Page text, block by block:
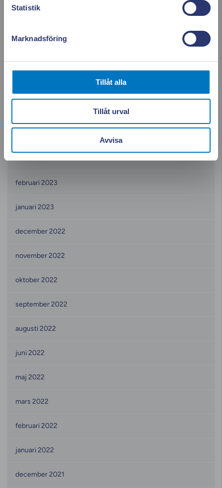
Statistik
Marknadsföring
Tillåt alla
Tillåt urval
Avvisa
oktober 2023
september 2023
augusti 2023
mars 2023
februari 2023
januari 2023
december 2022
november 2022
oktober 2022
september 2022
augusti 2022
juni 2022
maj 2022
mars 2022
februari 2022
januari 2022
december 2021
Läs mer & ladda ner appen!